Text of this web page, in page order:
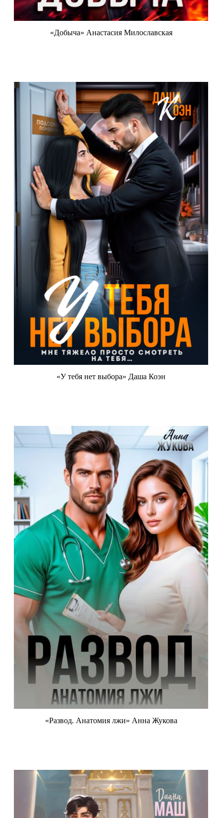
«Добыча» Анастасия Милославская
«У тебя нет выбора» Даша Коэн
«Развод. Анатомия лжи» Анна Жукова